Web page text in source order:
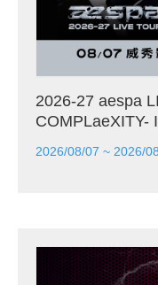
2026-27 aespa
COMPLaeXITY-
2026/08/07 ~ 2026/